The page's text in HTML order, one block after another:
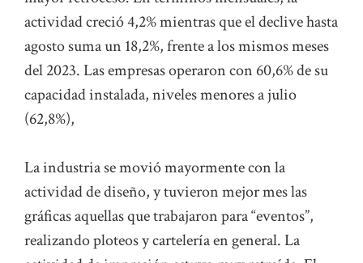
actividad creció 4,2% mientras que el declive hasta
agosto suma un 18,2%, frente a los mismos meses
del 2023. Las empresas operaron con 60,6% de su
capacidad instalada, niveles menores a julio
(62,8%),
La industria se movió mayormente con la
actividad de diseño, y tuvieron mejor mes las
gráficas aquellas que trabajaron para “eventos”,
realizando ploteos y cartelería en general. La